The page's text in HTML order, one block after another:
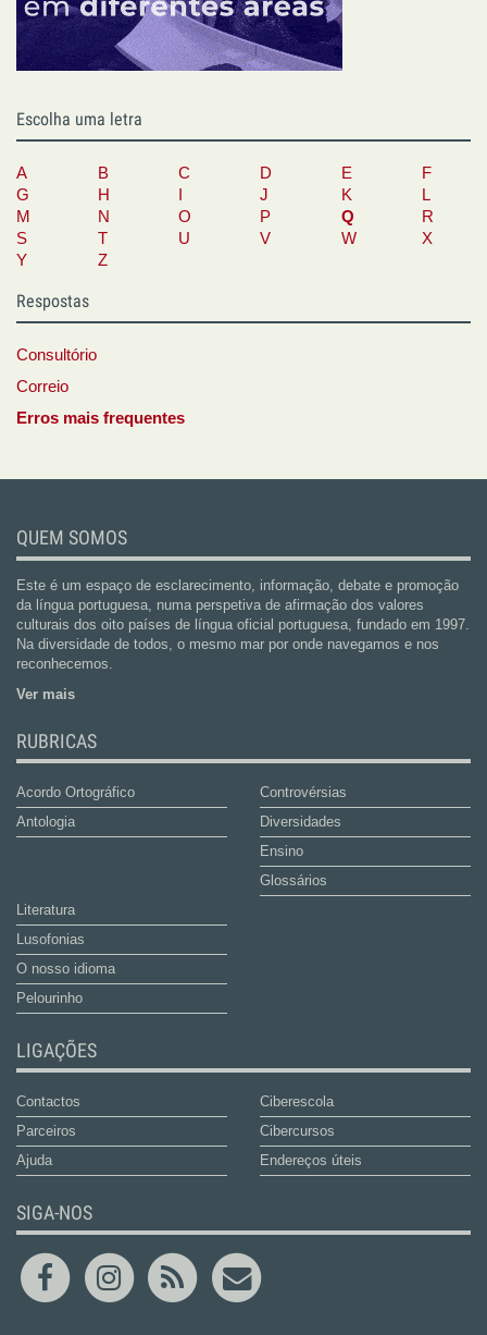
Escolha uma letra
A B C D E
F
G
H J K
L
M
N O P Q
R
S
T U V W
X
Y
Z
Respostas
Consultório
Correio
Erros mais frequentes
QUEM SOMOS
Este é um espaço de esclarecimento, informação, debate e promoção
da língua portuguesa, numa perspetiva de afirmação dos valores
culturais dos oito países de língua oficial portuguesa, fundado em 1997.
Na diversidade de todos, o mesmo mar por onde navegamos e nos
reconhecemos.
Ver mais
RUBRICAS
Acordo Ortográfico
Antologia
Controvérsias
Diversidades
Ensino
Glossários
Literatura
Lusofonias
O nosso idioma
Pelourinho
LIGAÇÕES
Contactos
Parceiros
Ajuda
Ciberescola
Cibercursos
Endereços úteis
SIGA-NOS